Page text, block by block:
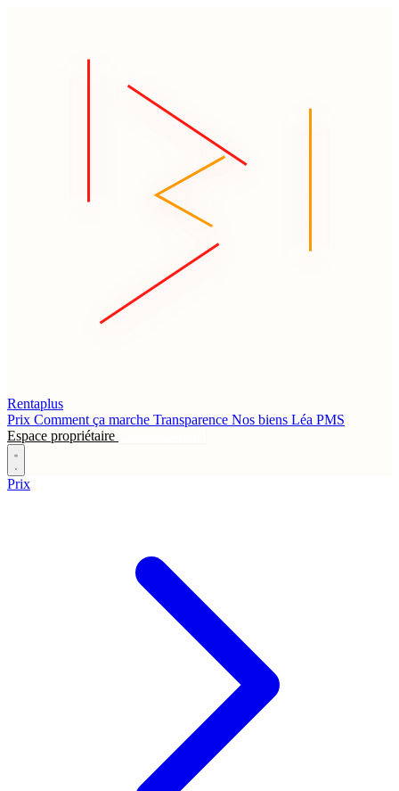
Rentaplus
Prix Comment ça marche Transparence Nos biens Léa PMS
Espace propriétaire
Prix